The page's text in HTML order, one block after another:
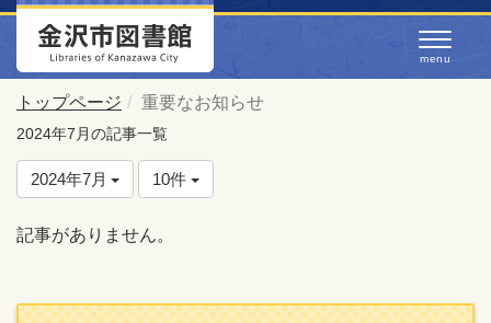
トップページ 重要なお知らせ
2024年7月の記事一覧
2024年7月 10件
記事がありません。